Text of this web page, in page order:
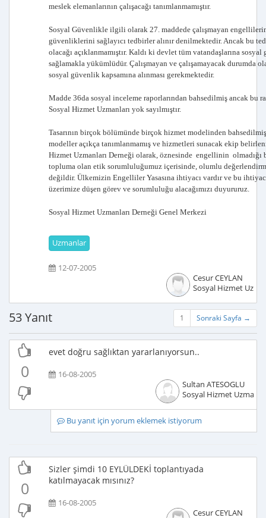
meslek elemanlarının çalışacağı tanımlanmamıştır.
Sosyal Güvenlikle ilgili olarak 27. maddede çalışmayan
güvenliklerini sağlayıcı tedbirler alınır denilmektedir. Ancak bu
olacağı açıklanmamıştır. Kaldı ki devlet tüm vatandaşlarına
sağlamakla yükümlüdür. Çalışmayan ve çalışamayacak durumda
sosyal güvenlik kapsamına alınması gerekmektedir.
Madde 36da sosyal inceleme raporlarından bahsedilmiş ancak bu
Sosyal Hizmet Uzmanları yok sayılmıştır.
Tasarının birçok bölümünde birçok hizmet modelinden
modeller açıkça tanımlanmamış ve hizmetleri sunacak ekip
Hizmet Uzmanları Derneği olarak, öznesinde  engellinin  olmadığı
topluma olan etik sorumluluğumuz içerisinde, olumlu
değildir. Ülkemizin Engelliler Yasasına ihtiyacı vardır ve bu
üzerimize düşen görev ve sorumluluğu alacağımızı duyururuz.
Sosyal Hizmet Uzmanları Derneği Genel Merkezi
Uzmanlar
12-07-2005
Cesur CEYLAN
Sosyal Hizmet
1 Sonraki Sayfa →
53 Yanıt
0
evet doğru sağlıktan yararlanıyorsun..
16-08-2005
Sultan ATESOGLU
Sosyal Hizmet Uzmanı
Bu yanıt için yorum eklemek istiyorum
0
Sizler şimdi 10 EYLÜLDEKİ toplantıyada
katılmayacak mısınız?
16-08-2005
Cesur CEYLAN